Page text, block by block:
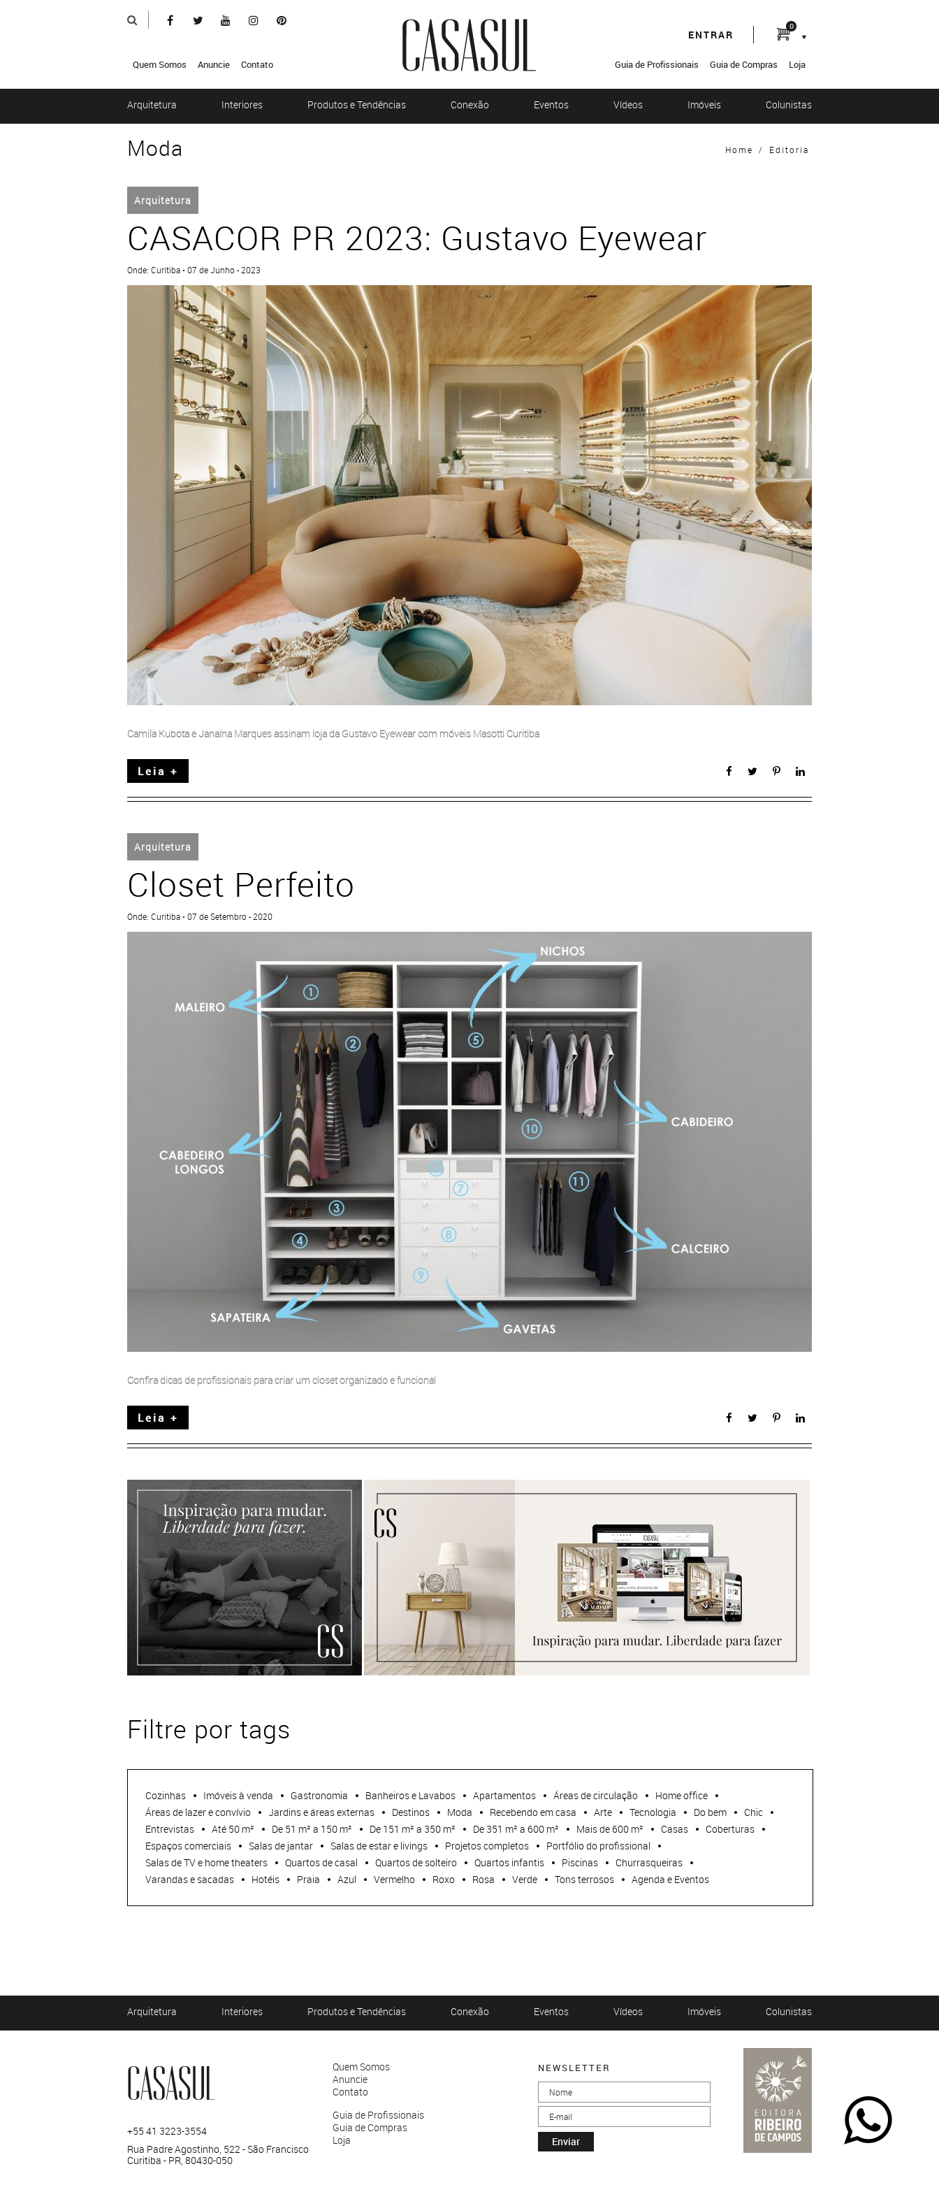
0
ENTRAR
Quem Somos Anuncie Contato Guia de Profissionais Guia de Compras Loja
Arquitetura Interiores Produtos e Tendências Conexão Eventos Vídeos Imóveis Colunistas
Home / Editoria
Moda
Arquitetura
CASACOR PR 2023: Gustavo Eyewear
Onde: Curitiba • 07 de Junho - 2023
Camila Kubota e Janaína Marques assinam loja da Gustavo Eyewear com móveis Masotti Curitiba
Leia +
Arquitetura
Closet Perfeito
Onde: Curitiba • 07 de Setembro - 2020
Confira dicas de profissionais para criar um closet organizado e funcional
Leia +
Filtre por tags
Cozinhas Imóveis à venda Gastronomia Banheiros e Lavabos Apartamentos Áreas de circulação
Home office
Áreas de lazer e convívio
Jardins e áreas externas Destinos Moda Recebendo em casa Arte Tecnologia Do bem
Chic
Entrevistas
Até 50 m² De 51 m² a 150 m² De 151 m² a 350 m² De 351 m² a 600 m² Mais de 600 m² Casas
Coberturas
Espaços comerciais
Salas de jantar Salas de estar e livings Projetos completos
Portfólio do profissional
Salas de TV e home theaters
Quartos de casal Quartos de solteiro Quartos infantis Piscinas
Churrasqueiras
Varandas e sacadas
Hotéis Praia Azul Vermelho Roxo Rosa Verde Tons terrosos Agenda e Eventos
Arquitetura Interiores Produtos e Tendências Conexão Eventos Vídeos Imóveis Colunistas
+55 41 3223-3554
Rua Padre Agostinho, 522 - São Francisco
Curitiba - PR, 80430-050
Quem Somos
Anuncie
Contato
Guia de Profissionais
Guia de Compras
Loja
NEWSLETTER
Enviar